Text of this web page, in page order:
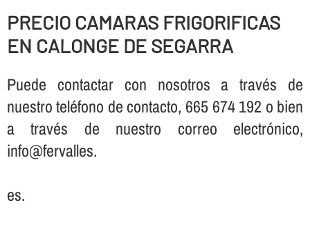
PRECIO CAMARAS FRIGORIFICAS
EN CALONGE DE SEGARRA
Puede contactar con nosotros a través de
nuestro teléfono de contacto, 665 674 192 o bien
a través de nuestro correo electrónico,
info@fervalles.
es.